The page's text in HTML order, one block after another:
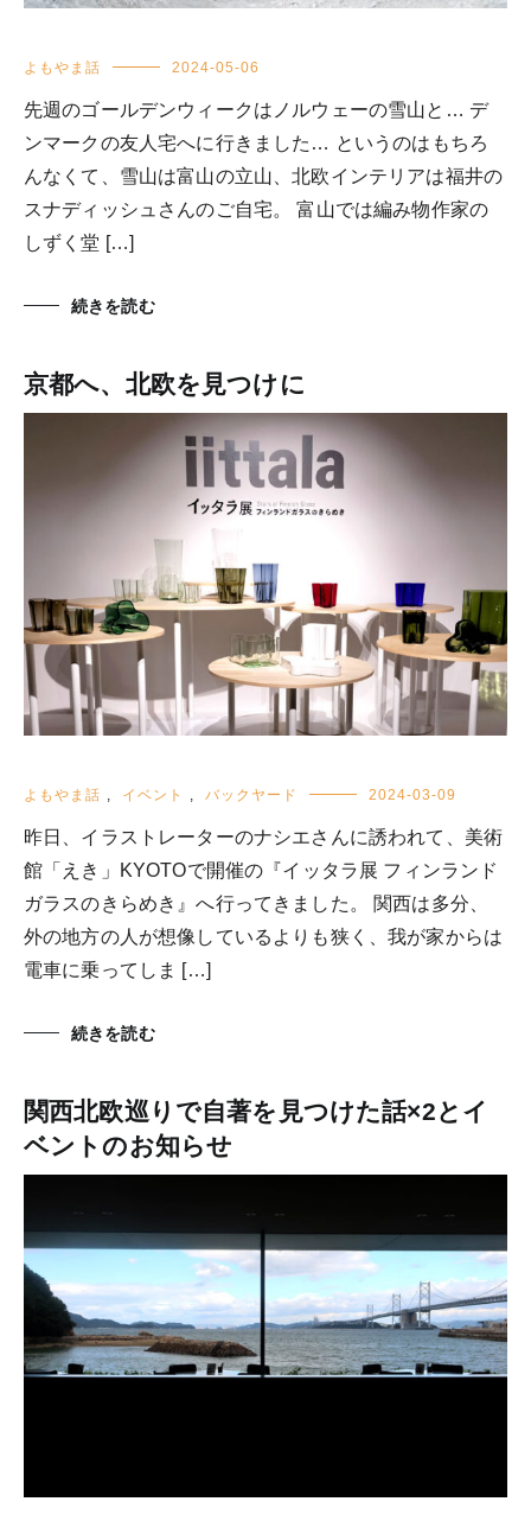
よもやま話 2024-05-06
先週のゴールデンウィークはノルウェーの雪山と… デ
ンマークの友人宅へに行きました… というのはもちろ
んなくて、雪山は富山の立山、北欧インテリアは福井の
スナディッシュさんのご自宅。 富山では編み物作家の
しずく堂 […]
続きを読む
京都へ、北欧を見つけに
よもやま話 , イベント , バックヤード 2024-03-09
昨日、イラストレーターのナシエさんに誘われて、美術
館「えき」KYOTOで開催の『イッタラ展 フィンランド
ガラスのきらめき』へ行ってきました。 関西は多分、
外の地方の人が想像しているよりも狭く、我が家からは
電車に乗ってしま […]
続きを読む
関西北欧巡りで自著を見つけた話×2とイ
ベントのお知らせ